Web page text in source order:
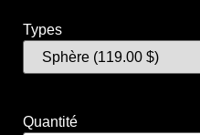
Types
Quantité